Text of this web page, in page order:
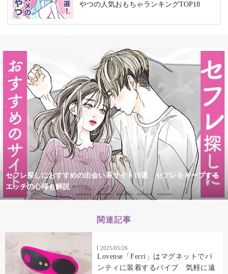
やつの人気おもちゃランキングTOP18
セフレ探しにおすすめの出会い系サイト10選 セフレをキープする
エッチの心得も解説
関連記事
2025/05/26
Lovense「Ferri」はマグネットでパ
ンティに装着するバイブ 気軽に遠